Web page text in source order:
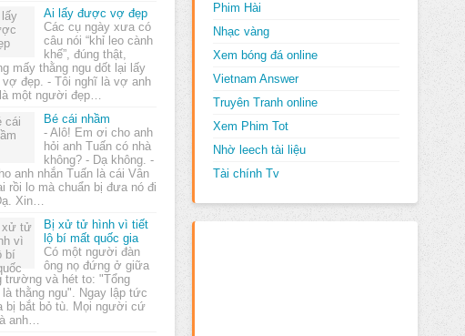
Ai lấy được vợ đẹp
Các cụ ngày xưa có
câu nói “khỉ leo cành
khế”, đúng thật,
mấy thằng ngu dốt lại lấy
đẹp. - Tôi nghĩ là vợ anh
một người đẹp…
Bé cái nhầm
- Alô! Em ơi cho anh
hỏi anh Tuấn có nhà
không? - Dạ không. -
anh nhắn Tuấn là cái Vân
rồi lo mà chuẩn bị đưa nó đi
Xin…
Bị xử tử hình vì tiết
lộ bí mất quốc gia
Có một người đàn
ông nọ đứng ở giữa
trường và hét to: "Tổng
là thằng ngu". Ngay lập tức
bị bắt bỏ tù. Mọi người cứ
anh…
Phim Hài
Nhạc vàng
Xem bóng đá online
Vietnam Answer
Truyên Tranh online
Xem Phim Tot
Nhờ leech tài liệu
Tài chính Tv